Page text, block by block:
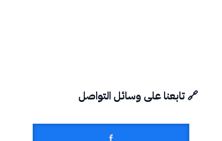
🔗 تابعنا على وسائل التواصل